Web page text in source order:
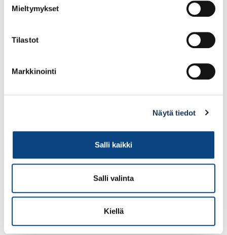
Mieltymykset
Tilastot
Markkinointi
Näytä tiedot
Salli kaikki
Salli valinta
Kiellä
PH3/90mm 5kpl/pkt
Lisää tilauskoriin
TX10x150mm 5kpl/pkt
Lisää tilauskoriin
PZ2/150mm 5kpl/pkt